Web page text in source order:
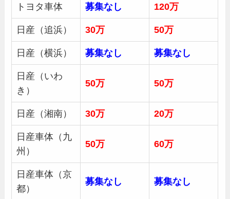
トヨタ車体 募集なし 120万
日産（追浜） 30万 50万
日産（横浜） 募集なし 募集なし
日産（いわ
き）
50万 50万
日産（湘南） 30万 20万
日産車体（九
州）
50万 60万
日産車体（京
都）
募集なし 募集なし